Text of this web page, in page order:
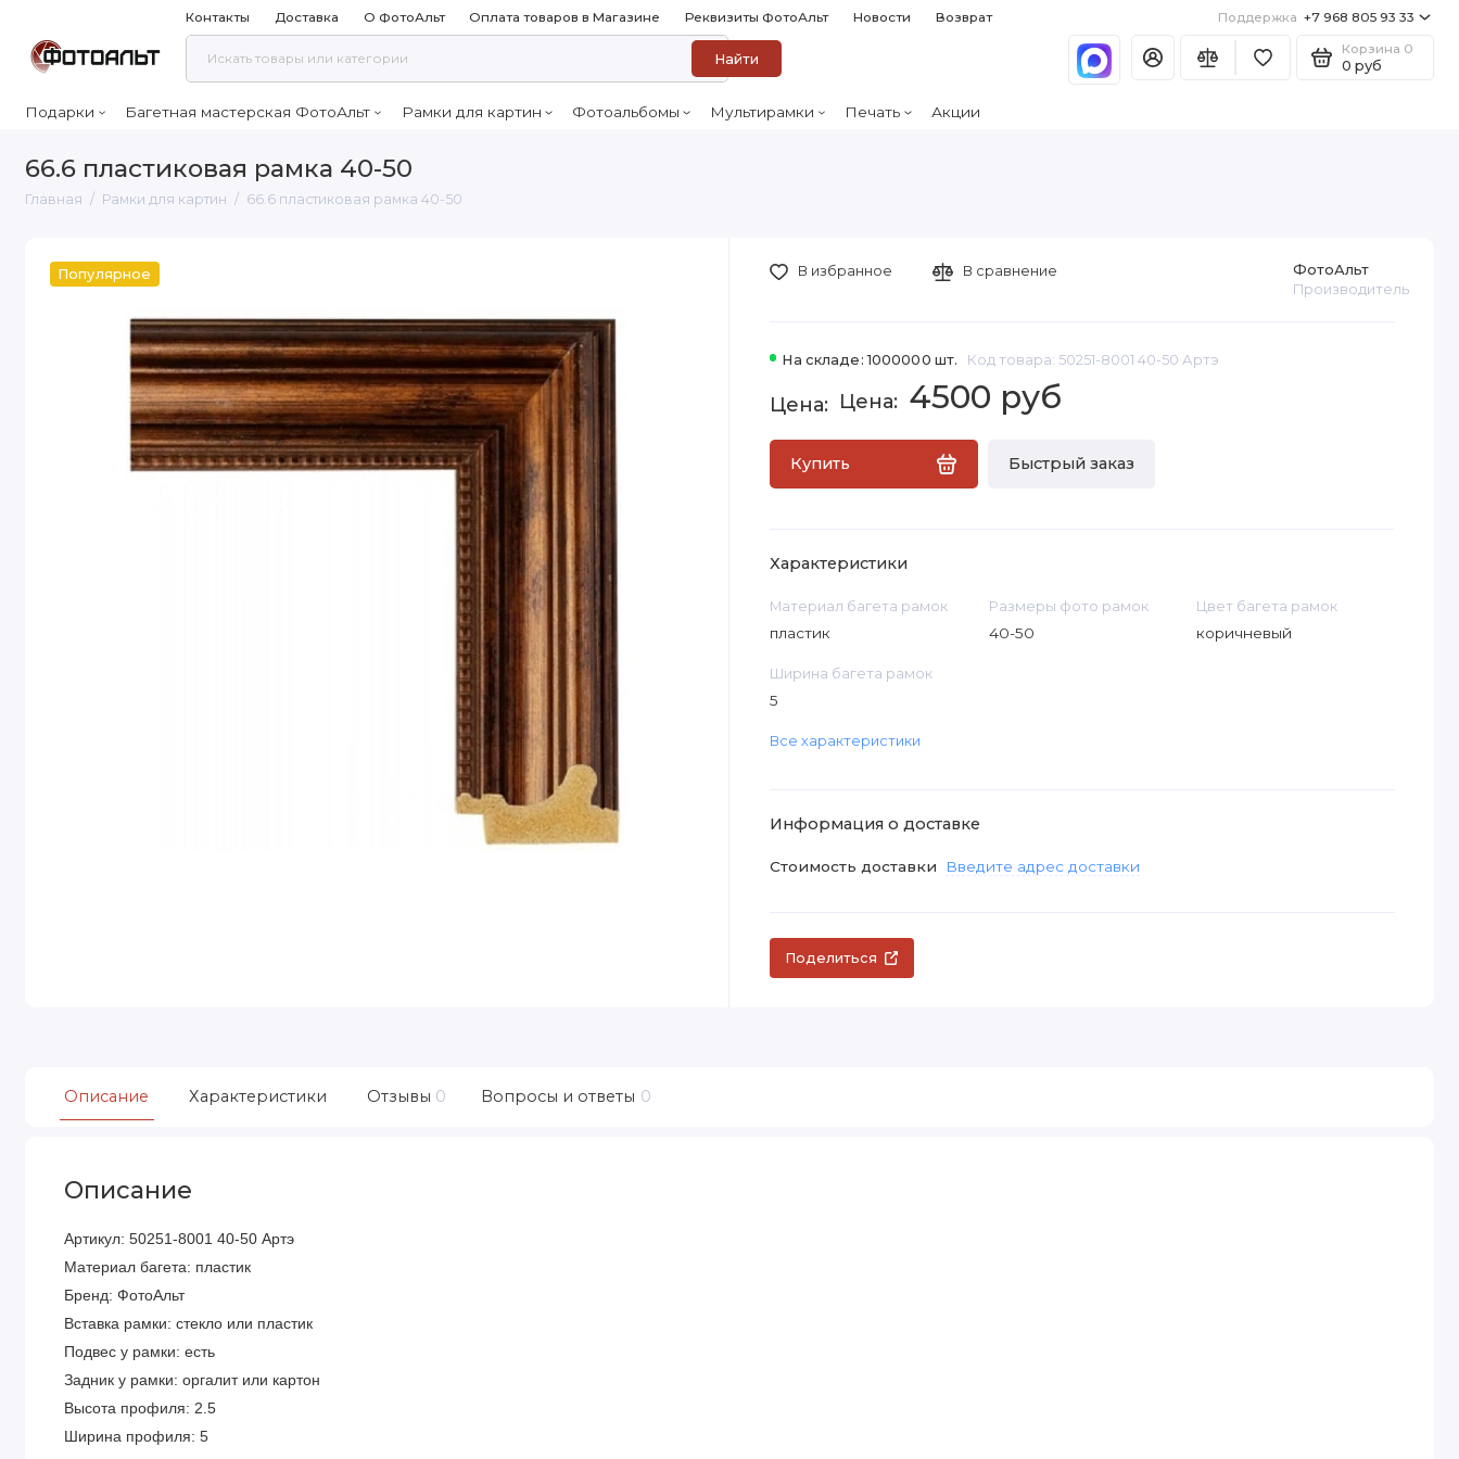
Контакты Доставка О ФотоАльт Оплата товаров в Магазине Реквизиты ФотоАльт Новости Возврат Поддержка +7 968 805 93 33
Найти
Корзина 0
0 руб
Подарки Багетная мастерская ФотоАльт Рамки для картин Фотоальбомы Мультирамки Печать Акции
66.6 пластиковая рамка 40-50
Главная Рамки для картин 66.6 пластиковая рамка 40-50
Популярное
На складе: 1000000 шт. Код товара: 50251-8001 40-50 Артэ
ФотоАльт
Производитель
4500 руб
Купить Быстрый заказ
В избранное В сравнение
Характеристики
Материал багета рамок
пластик
Размеры фото рамок
40-50
Цвет багета рамок
коричневый
Ширина багета рамок
5
Все характеристики
Информация о доставке
Стоимость доставки Введите адрес доставки
Поделиться
Описание Характеристики Отзывы 0 Вопросы и ответы 0
Описание
Артикул: 50251-8001 40-50 Артэ
Материал багета: пластик
Бренд: ФотоАльт
Вставка рамки: стекло или пластик
Подвес у рамки: есть
Задник у рамки: оргалит или картон
Высота профиля: 2.5
Ширина профиля: 5